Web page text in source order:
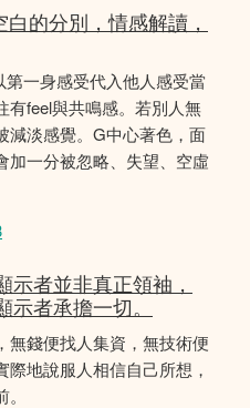
的分別，情感解讀，
一身感受代入他人感受當
有feel與共鳴感。若別人無
減淡感覺。G中心著色，面
加一分被忽略、失望、空虛
者並非真正領袖，
者承擔一切。
無錢便找人集資，無技術便
地說服人相信自己所想，